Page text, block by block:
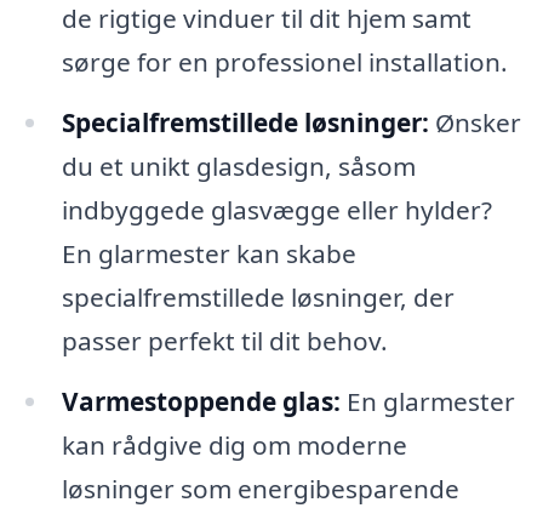
de rigtige vinduer til dit hjem samt
sørge for en professionel installation.
Specialfremstillede løsninger: Ønsker
du et unikt glasdesign, såsom
indbyggede glasvægge eller hylder?
En glarmester kan skabe
specialfremstillede løsninger, der
passer perfekt til dit behov.
Varmestoppende glas: En glarmester
kan rådgive dig om moderne
løsninger som energibesparende